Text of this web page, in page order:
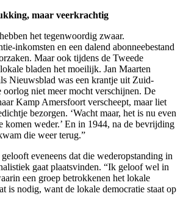
maar veerkrachtig
het tegenwoordig zwaar.
inkomsten en een dalend abonneebestand
Maar ook tijdens de Tweede
bladen het moeilijk. Jan Maarten
Nieuwsblad was een krantje uit Zuid-
niet meer mocht verschijnen. De
Kamp Amersfoort verscheept, maar liet
bezorgen. ‘Wacht maar, het is nu even
komen weder.’ En in 1944, na de bevrijding
die weer terug.”
eveneens dat die wederopstanding in
gaat plaatsvinden. “Ik geloof wel in
een groep betrokkenen het lokale
is nodig, want de lokale democratie staat op